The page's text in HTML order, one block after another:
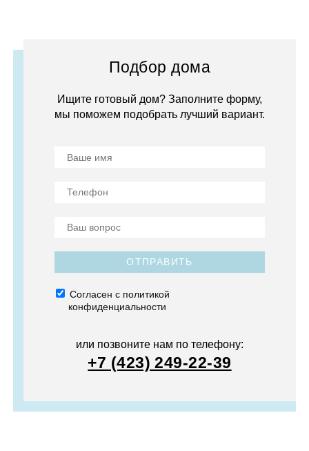
Подбор дома
Ищите готовый дом? Заполните форму,
мы поможем подобрать лучший вариант.
ОТПРАВИТЬ
Согласен с политикой
конфиденциальности
или позвоните нам по телефону:
+7 (423) 249-22-39